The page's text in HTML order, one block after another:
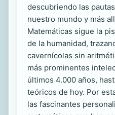
descubriendo las
nuestro mundo y más
Matemáticas sigue la
de la humanidad,
cavernícolas sin
más prominentes
últimos 4.000 años,
teóricos de hoy. Por
las fascinantes